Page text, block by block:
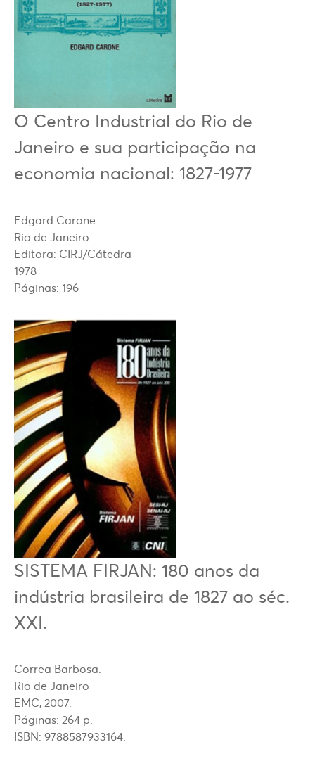
O Centro Industrial do Rio de
Janeiro e sua participação na
economia nacional: 1827-1977
Edgard Carone
Rio de Janeiro
Editora: CIRJ/Cátedra
1978
Páginas: 196
SISTEMA FIRJAN: 180 anos da
indústria brasileira de 1827 ao séc.
XXI.
Correa Barbosa.
Rio de Janeiro
EMC, 2007.
Páginas: 264 p.
ISBN: 9788587933164.